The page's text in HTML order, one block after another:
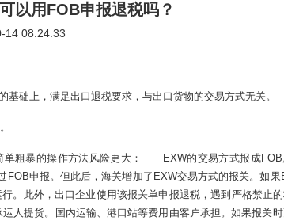
以用FOB申报退税吗？
14 08:24:33
础上，满足出口退税要求，与出口货物的交易方式无关。
粗暴的操作方法风险更大： EXW的交易方式报成FOB
申报。但此后，海关增加了EXW交易方式的报关。如果
。此外，出口企业使用该报关单申报退税，遇到严格禁止
提货。国内运输、港口站等费用由客户承担。如果报关时